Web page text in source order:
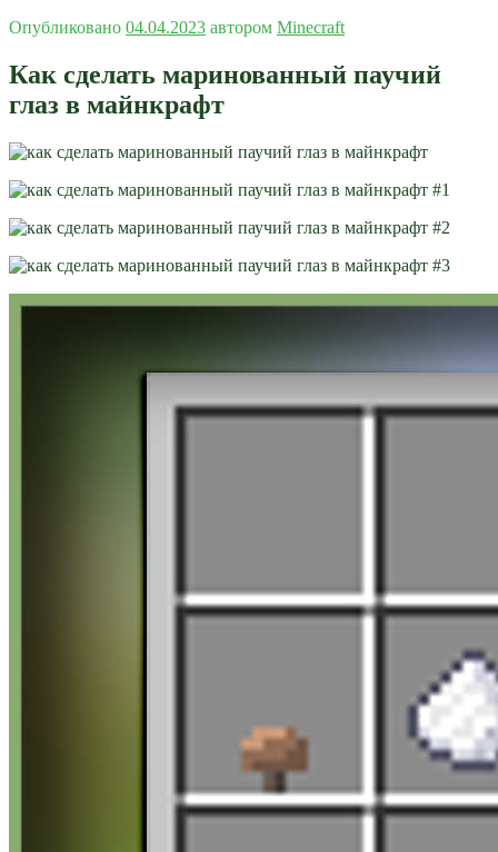
Опубликовано 04.04.2023 автором Minecraft
Как сделать маринованный паучий
глаз в майнкрафт